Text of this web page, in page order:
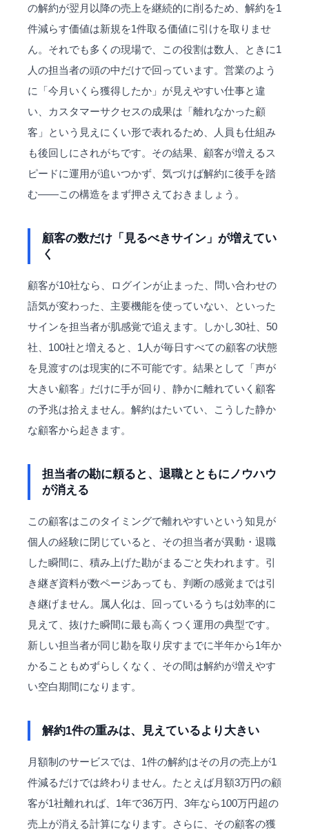
の解約が翌月以降の売上を継続的に削るため、解約を1
件減らす価値は新規を1件取る価値に引けを取りませ
ん。それでも多くの現場で、この役割は数人、ときに1
人の担当者の頭の中だけで回っています。営業のよう
に「今月いくら獲得したか」が見えやすい仕事と違
い、カスタマーサクセスの成果は「離れなかった顧
客」という見えにくい形で表れるため、人員も仕組み
も後回しにされがちです。その結果、顧客が増えるス
ピードに運用が追いつかず、気づけば解約に後手を踏
む——この構造をまず押さえておきましょう。
顧客の数だけ「見るべきサイン」が増えてい
く
顧客が10社なら、ログインが止まった、問い合わせの
語気が変わった、主要機能を使っていない、といった
サインを担当者が肌感覚で追えます。しかし30社、50
社、100社と増えると、1人が毎日すべての顧客の状態
を見渡すのは現実的に不可能です。結果として「声が
大きい顧客」だけに手が回り、静かに離れていく顧客
の予兆は拾えません。解約はたいてい、こうした静か
な顧客から起きます。
担当者の勘に頼ると、退職とともにノウハウ
が消える
この顧客はこのタイミングで離れやすいという知見が
個人の経験に閉じていると、その担当者が異動・退職
した瞬間に、積み上げた勘がまるごと失われます。引
き継ぎ資料が数ページあっても、判断の感覚までは引
き継げません。
属人化は、回っているうちは効率的に
見えて、抜けた瞬間に最も高くつく運用の典型です。
新しい担当者が同じ勘を取り戻すまでに半年から1年か
かることもめずらしくなく、その間は解約が増えやす
い空白期間になります。
解約1件の重みは、見えているより大きい
月額制のサービスでは、1件の解約はその月の売上が1
件減るだけでは終わりません。たとえば月額3万円の顧
客が1社離れれば、1年で36万円、3年なら100万円超の
売上が消える計算になります。さらに、その顧客の獲